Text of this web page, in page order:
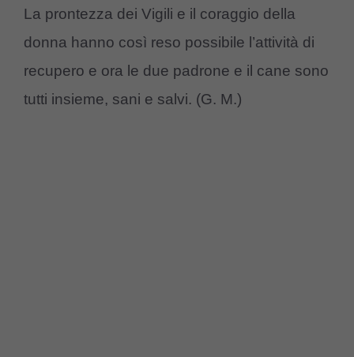
La prontezza dei Vigili e il coraggio della
donna hanno così reso possibile l’attività di
recupero e ora le due padrone e il cane sono
tutti insieme, sani e salvi. (G. M.)